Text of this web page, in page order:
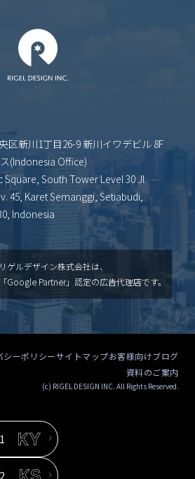
区新川1丁目26-9 新川イワデビル 8F
(Indonesia Office)
South Tower Level 30 Jl.
45, Karet Semanggi, Setiabudi,
Indonesia
リゲルデザイン株式会社は、
「Google Partner」認定の広告代理店です。
シーポリシーサイトマップお客様向けブログ
資料のご案内
(c) RIGEL DESIGN INC. All Rights Reserved.